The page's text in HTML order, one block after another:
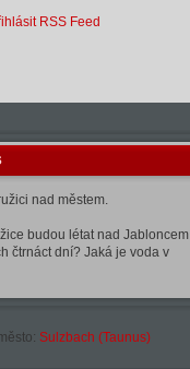
RSS Feed
nad městem.
budou létat nad Jabloncem
čtrnáct dní? Jaká je voda v
Sulzbach (Taunus)